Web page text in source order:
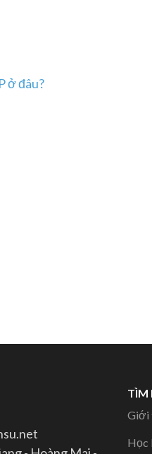
ở đâu?
TÌM
Giới
Học